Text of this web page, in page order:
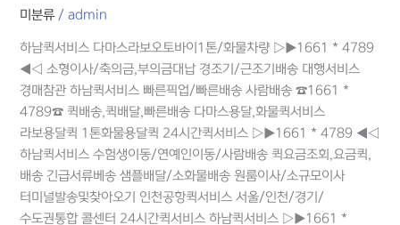
미분류 /admin
하남퀵서비스 다마스라보오토바이1톤/화물차량 ▷▶1661 * 4789
◀◁ 소형이사/축의금,부의금대납 경조기/근조기배송 대행서비스
경매참관 하남퀵서비스 빠른픽업/빠른배송 사람배송 ☎1661 *
4789☎ 퀵배송,퀵배달,빠른배송 다마스용달,화물퀵서비스
라보용달퀵 1톤화물용달퀵 24시간퀵서비스 ▷▶1661 * 4789 ◀◁
하남퀵서비스 수험생이동/연예인이동/사람배송 퀵요금조회,요금퀵,
배송 긴급서류베송 샘플배달/소화물배송 원룸이사/소규모이사
터미널발송및찾아오기 인천공항퀵서비스 서울/인천/경기/
수도권통합 콜센터 24시간퀵서비스 하남퀵서비스 ▷▶1661 *
미사동퀵/
배알미동퀵/
상사창동퀵/
신장동퀵/
기사님모집